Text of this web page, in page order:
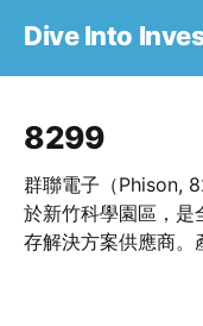
Dive Into
8299
群聯電子（Phison,
於新竹科學園區，是
存解決方案供應商。